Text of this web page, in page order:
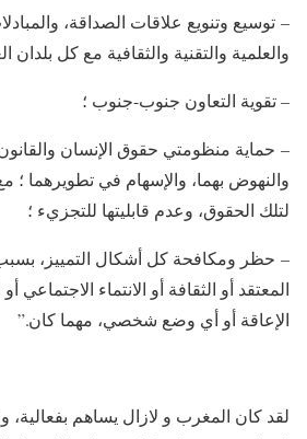
– توسيع وتنويع علاقات الصداقة،
والعلمية والتقنية والثقافية مع كل بلدان
– تقوية التعاون جنوب-جنوب ؛
– حماية منظومتي حقوق الإنسان والقانون
والنهوض بهما، والإسهام في تطويرهما ؛
لتلك الحقوق، وعدم قابليتها للتجزيء ؛
– حظر ومكافحة كل أشكال التمييز،
المعتقد أو الثقافة أو الانتماء الاجتماعي
الإعاقة أو أي وضع شخصي، مهما كان.”
لقد كان المغرب و لازال يساهم بفعالية،